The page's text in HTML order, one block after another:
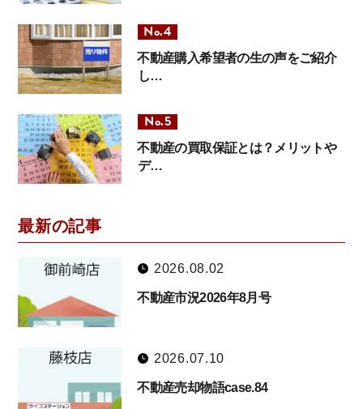
不動産購入希望者の生の声をご紹介
し…
不動産の買取保証とは？メリットや
デ…
最新の記事
2026.08.02
不動産市況2026年8月号
2026.07.10
不動産売却物語case.84